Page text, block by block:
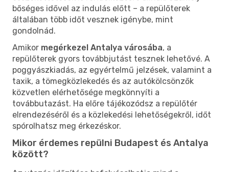
bőséges idővel az indulás előtt – a repülőterek
általában több időt vesznek igénybe, mint
gondolnád.
Amikor megérkezel Antalya városába, a
repülőterek gyors továbbjutást tesznek lehetővé. A
poggyászkiadás, az egyértelmű jelzések, valamint a
taxik, a tömegközlekedés és az autókölcsönzők
közvetlen elérhetősége megkönnyíti a
továbbutazást. Ha előre tájékozódsz a repülőtér
elrendezéséről és a közlekedési lehetőségekről, időt
spórolhatsz meg érkezéskor.
Mikor érdemes repülni Budapest és Antalya
között?